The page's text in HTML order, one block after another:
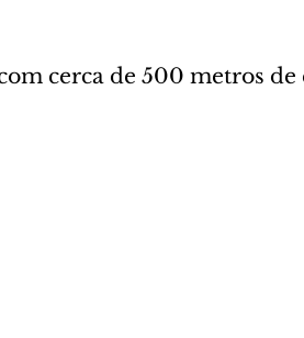
cerca de 500 metros de